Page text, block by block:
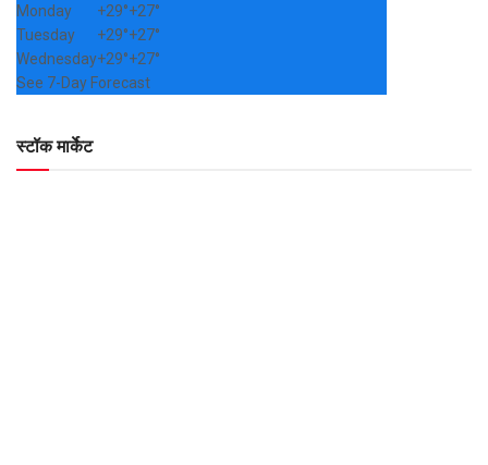
Monday
+29°+27°
Tuesday
+29°+27°
Wednesday+29°+27°
See 7-Day Forecast
स्टॉक मार्केट